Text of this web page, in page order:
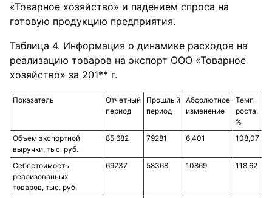
«Товарное хозяйство» и падением спроса на
готовую продукцию предприятия.
Таблица 4. Информация о динамике расходов на
реализацию товаров на экспорт ООО «Товарное
хозяйство» за 201** г.
Показатель
Отчетный
период
Прошлый
период
Абсолютное
изменение
Темп
роста,
%
Объем экспортной
выручки, тыс. руб.
85 682 79281 6,401 108,07
Себестоимость
реализованных
товаров, тыс. руб.
69237 58368 10869 118,62